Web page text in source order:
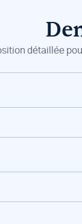
détaillée